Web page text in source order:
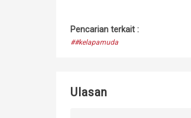
Pencarian terkait :
##kelapamuda
Ulasan